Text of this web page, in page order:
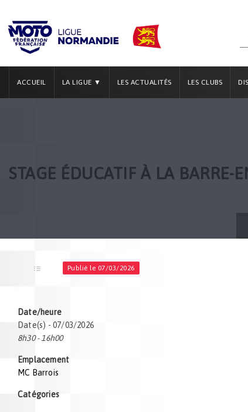
ACCUEIL LA LIGUE ▼ LES ACTUALITÉS LES CLUBS
STAGE ÉDUCATIF À LA BARRE-
Publié le 07/03/2026
Date/heure
Date(s) - 07/03/2026
8h30 - 16h00
Emplacement
MC Barrois
Catégories